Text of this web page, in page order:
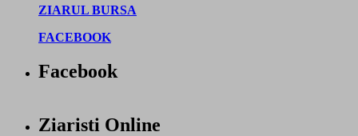
ZIARUL BURSA
FACEBOOK
Facebook
Ziaristi Online